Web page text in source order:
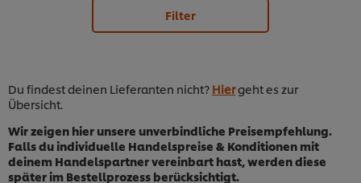
Filter
Du findest deinen Lieferanten nicht? Hiergeht es zur
Übersicht.
Wir zeigen hier unsere unverbindliche Preisempfehlung.
Falls du individuelle Handelspreise & Konditionen mit
deinem Handelspartner vereinbart hast, werden diese
später im Bestellprozess berücksichtigt.